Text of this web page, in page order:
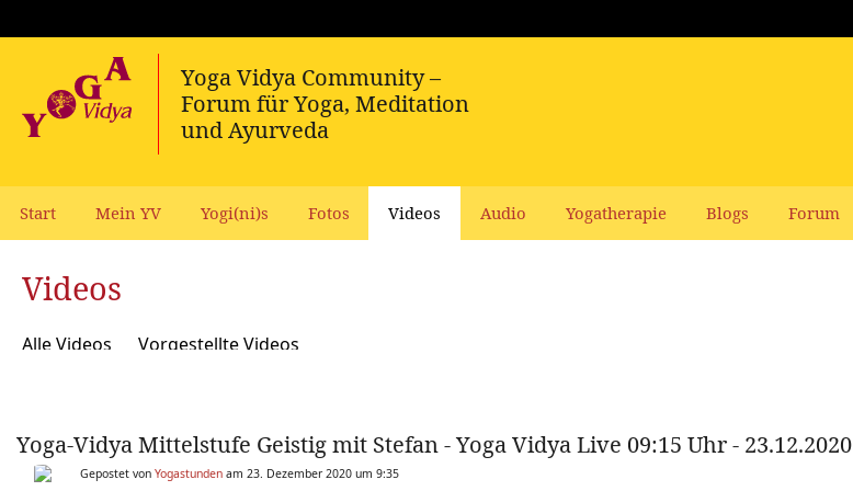
Start Mein YV Yogi(ni)s Fotos Videos Audio Yogatherapie Blogs Forum
Videos
Alle Videos Vorgestellte Videos
Yoga-Vidya Mittelstufe Geistig mit Stefan - Yoga Vidya Live 09:15 Uhr - 23.12.2020
Gepostet von Yogastunden am 23. Dezember 2020 um 9:35